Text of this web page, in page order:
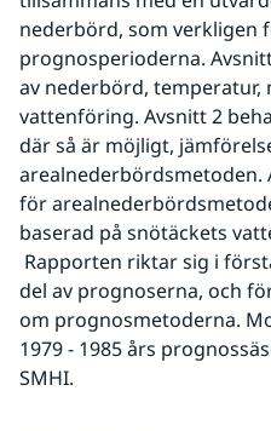
nederbörd, som verkligen
prognosperioderna.
av nederbörd,
vattenföring. Avsnitt 2
där så är möjligt,
arealnederbördsmetoden.
för
baserad på snötäckets
del av prognoserna, och
om prognosmetoderna.
1979 - 1985 års
SMHI.